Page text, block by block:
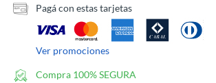
Pagá con estas tarjetas
Ver promociones
Compra 100% SEGURA